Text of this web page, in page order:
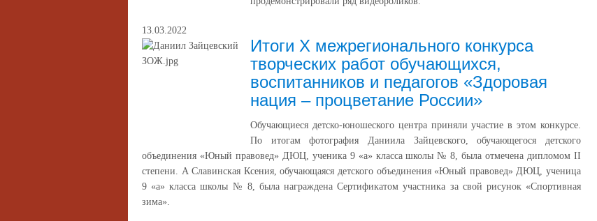
13.03.2022
Итоги X межрегионального конкурса
творческих работ обучающихся,
воспитанников и педагогов «Здоровая
нация – процветание России»
Обучающиеся детско-юношеского центра приняли участие в этом конкурсе.
По итогам фотография Даниила Зайцевского, обучающегося детского
объединения «Юный правовед» ДЮЦ, ученика 9 «а» класса школы № 8, была отмечена дипломом II
степени. А Славинская Ксения, обучающаяся детского объединения «Юный правовед» ДЮЦ, ученица
9 «а» класса школы № 8, была награждена Сертификатом участника за свой рисунок «Спортивная
зима».